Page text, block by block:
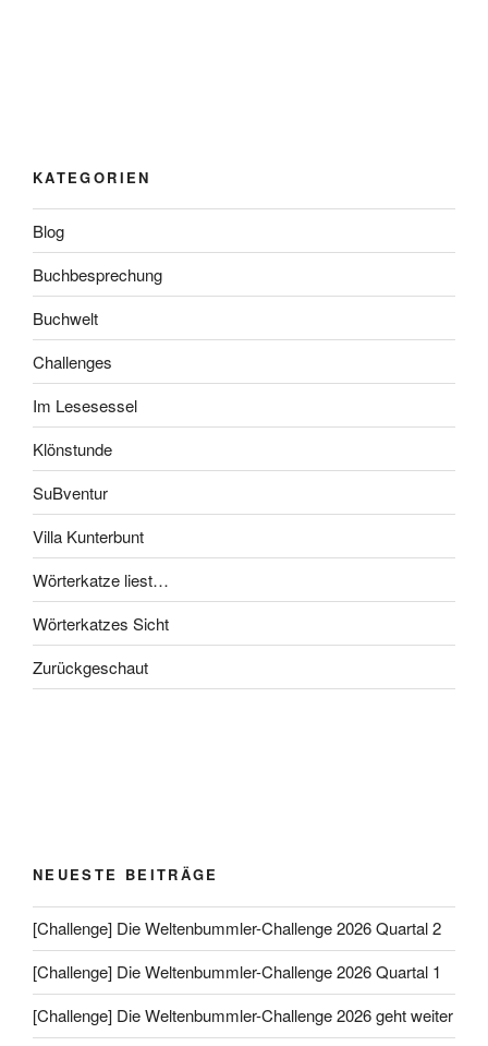
KATEGORIEN
Blog
Buchbesprechung
Buchwelt
Challenges
Im Lesesessel
Klönstunde
SuBventur
Villa Kunterbunt
Wörterkatze liest…
Wörterkatzes Sicht
Zurückgeschaut
NEUESTE BEITRÄGE
[Challenge] Die Weltenbummler-Challenge 2026 Quartal 2
[Challenge] Die Weltenbummler-Challenge 2026 Quartal 1
[Challenge] Die Weltenbummler-Challenge 2026 geht weiter